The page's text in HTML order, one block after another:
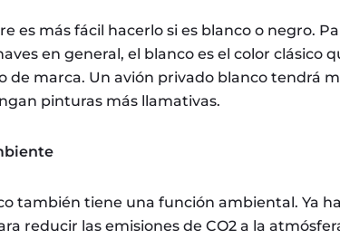
es más fácil hacerlo si es blanco o negro.
en general, el blanco es el color clásico
de marca. Un avión privado blanco tendrá
pinturas más llamativas.
también tiene una función ambiental. Ya
reducir las emisiones de CO2 a la